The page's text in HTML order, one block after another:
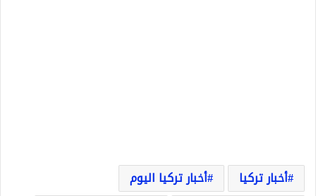
أخبار تركيا
أخبار تركيا اليوم